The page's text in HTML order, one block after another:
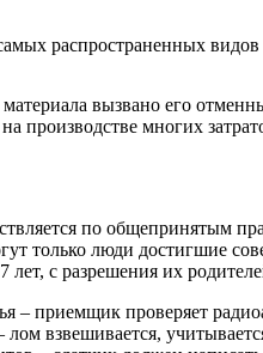
распространенных видов
вызвано его
на производстве многих
по общепринятым
только люди достигшие
лет, с разрешения их
– приемщик проверяет
взвешивается,